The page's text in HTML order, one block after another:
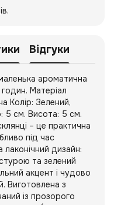
Відгуки
ароматична
годин. Матеріал
Колір: Зелений,
5 см. Висота: 5 см.
– це практична
під час
лаконічний дизайн:
та зелений
акцент і чудово
Виготовлена з
із прозорого